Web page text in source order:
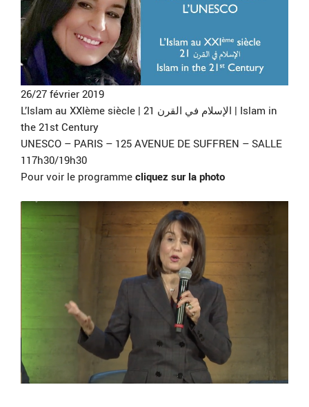
26/27 février 2019
L’Islam au XXIème siècle | 21 الإسلام في القرن | Islam in
the 21st Century
UNESCO – PARIS – 125 AVENUE DE SUFFREN – SALLE
117h30/19h30
Pour voir le programme cliquez sur la photo